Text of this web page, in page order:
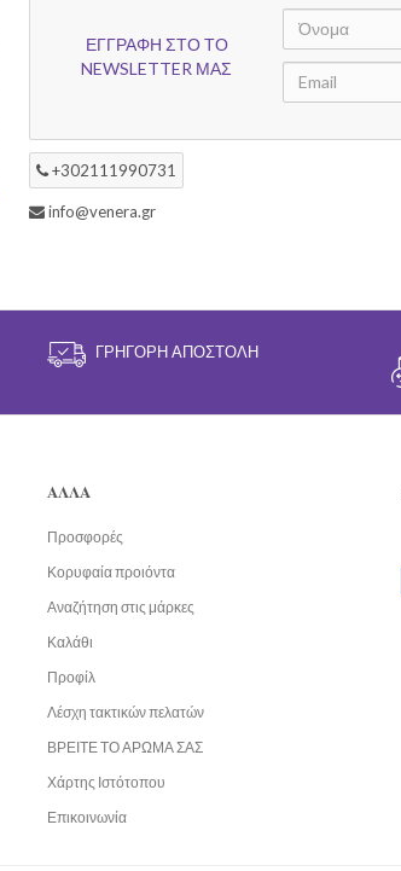
ΕΓΓΡΑΦΗ ΣΤΟ ΤΟ
NEWSLETTER ΜΑΣ
+302111990731
info@venera.gr
ΓΡΉΓΟΡΗ ΑΠΟΣΤΟΛΉ
ΑΛΛΑ
Προσφορές
Κορυφαία προιόντα
Αναζήτηση στις μάρκες
Καλάθι
Προφίλ
Λέσχη τακτικών πελατών
ΒΡΕΙΤΕ ΤΟ ΑΡΩΜΑ ΣΑΣ
Χάρτης Ιστότοπου
Επικοινωνία